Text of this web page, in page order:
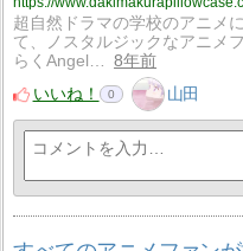
超自然ドラマの学校のアニメ
て、ノスタルジックなアニメ
らくAngel…
8年前
いいね！
0 山田